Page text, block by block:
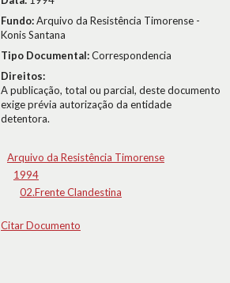
Fundo:Arquivo da Resistência Timorense -
Konis Santana
Tipo Documental:Correspondencia
Direitos:
A publicação, total ou parcial, deste documento
exige prévia autorização da entidade
detentora.
Arquivo da Resistência Timorense
1994
02.Frente Clandestina
Citar Documento